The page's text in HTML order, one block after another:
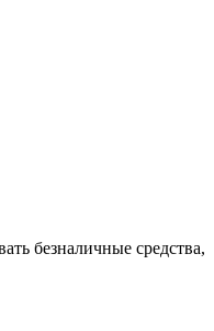
безналичные средства,